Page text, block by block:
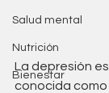
Salud mental
Nutrición
Bienestar
La depresión
conocida